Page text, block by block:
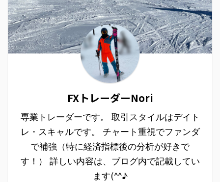
FXトレーダーNori
専業トレーダーです。 取引スタイルはデイト
レ・スキャルです。 チャート重視でファンダ
で補強（特に経済指標後の分析が好きで
す！） 詳しい内容は、ブログ内で記載してい
ます(^^♪